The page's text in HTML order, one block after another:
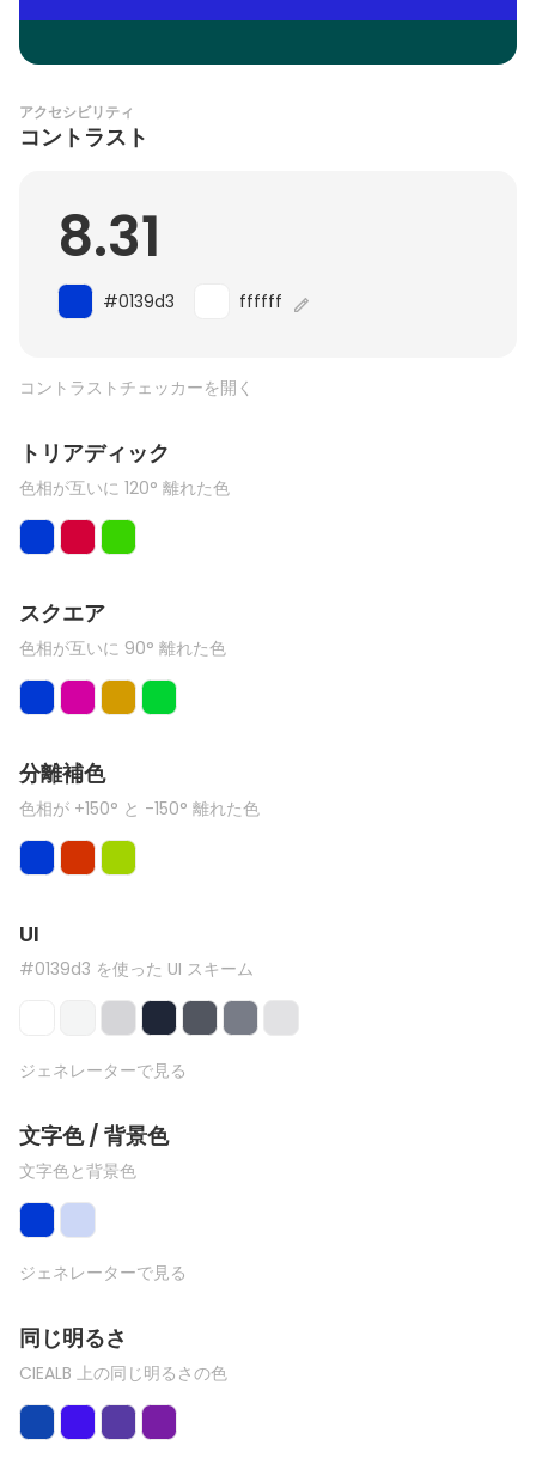
アクセシビリティ
コントラスト
8.31
#0139d3 ffffff
コントラストチェッカーを開く
トリアディック
色相が互いに 120° 離れた色
スクエア
色相が互いに 90° 離れた色
分離補色
色相が +150° と -150° 離れた色
UI
#0139d3 を使った UI スキーム
ジェネレーターで見る
文字色 / 背景色
文字色と背景色
ジェネレーターで見る
同じ明るさ
CIEALB 上の同じ明るさの色